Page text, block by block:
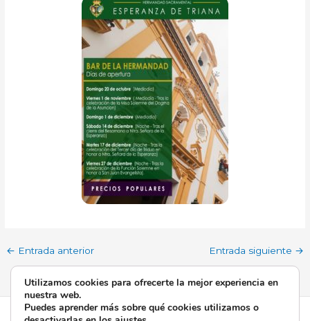
← Entrada anterior Entrada siguiente →
Todos los derechos © 2026 Esperanza de Triana | Funciona
Utilizamos cookies para ofrecerte la mejor experiencia en
nuestra web.
Puedes aprender más sobre qué cookies utilizamos o